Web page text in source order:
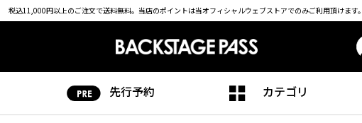
税込11,000円以上のご注文で送料無料。 当店のポイントは当オフィシャルウェブストアでのみご利用頂けます。
先行予約 カテゴリ